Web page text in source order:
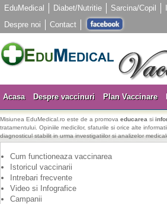
EduMedical Diabet/Nutritie Sarcina/Copil
Despre noi
Contact
Acasa Despre vaccinuri Plan Vaccinare
Misiunea EduMedical.ro este de a promova educarea si
tratamentului. Opiniile medicilor, sfaturile si orice alte
diagnosticul stabilit in urma investigatiilor si analizelor
Cum functioneaza vaccinarea
Istoricul vaccinarii
Intrebari frecvente
Video si Infografice
Campanii